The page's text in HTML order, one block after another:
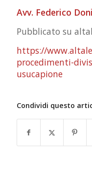
Avv. Federico
Pubblicato su
https://
procedimenti-
usucapione
Condividi questo